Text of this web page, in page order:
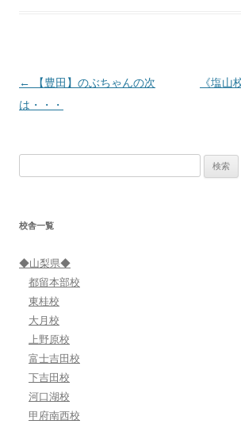
投
稿
ン
←
【豊田】のぶちゃんの次
は・・・
《塩山
校舎一覧
◆山梨県◆
都留本部校
東桂校
大月校
上野原校
富士吉田校
下吉田校
河口湖校
甲府南西校